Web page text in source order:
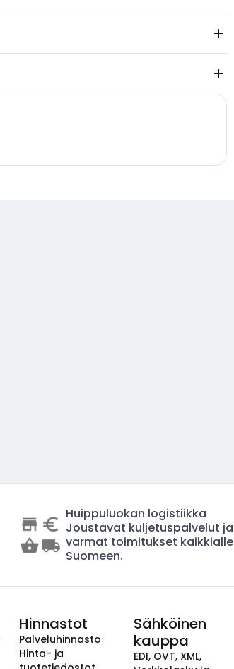
Huippuluokan logistiikka
Joustavat kuljetuspalvelut ja
varmat toimitukset kaikkialle
Suomeen.
Hinnastot
Palveluhinnasto
Hinta- ja
Sähköinen
kauppa
EDI, OVT, XML,